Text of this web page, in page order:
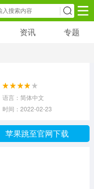
学习教育
综合其他
资讯 专题
语言：简体中文
时间：2022-02-23 09:42:20
苹果跳至官网下载